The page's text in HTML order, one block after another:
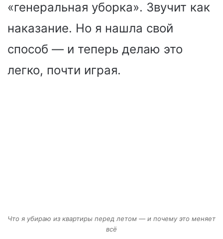
«генеральная уборка». Звучит как
наказание. Но я нашла свой
способ — и теперь делаю это
легко, почти играя.
Что я убираю из квартиры перед летом — и почему это меняет
всё